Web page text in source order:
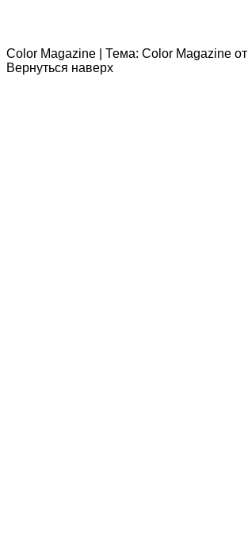
Color Magazine Тема: Color Magazine от
Вернуться наверх